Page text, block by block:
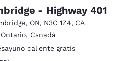
Español
Germany
- Highway 401
, ON, N3C 1Z4, CA
Ontario, Canadá
caliente gratis